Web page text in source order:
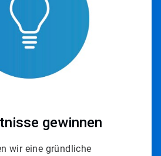
gewinnen
wir eine gründliche